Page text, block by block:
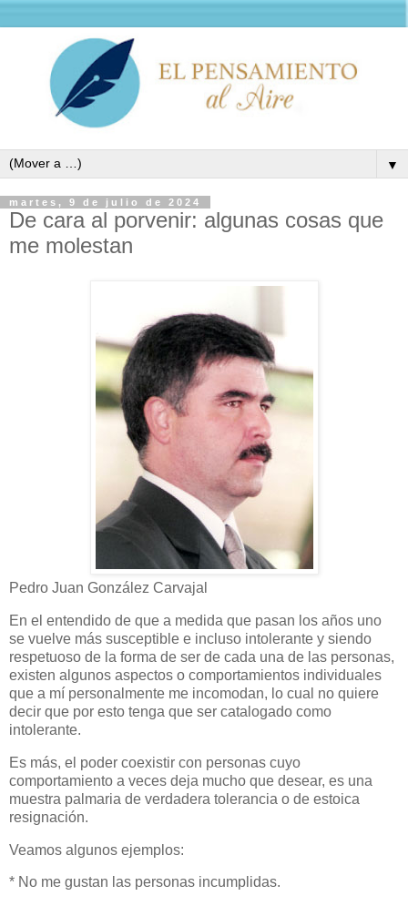
▼
martes, 9 de julio de 2024
De cara al porvenir: algunas cosas que
me molestan
Pedro Juan González Carvajal
En el entendido de que a medida que pasan los años uno
se vuelve más susceptible e incluso intolerante y siendo
respetuoso de la forma de ser de cada una de las personas,
existen algunos aspectos o comportamientos individuales
que a mí personalmente me incomodan, lo cual no quiere
decir que por esto tenga que ser catalogado como
intolerante.
Es más, el poder coexistir con personas cuyo
comportamiento a veces deja mucho que desear, es una
muestra palmaria de verdadera tolerancia o de estoica
resignación.
Veamos algunos ejemplos:
* No me gustan las personas incumplidas.